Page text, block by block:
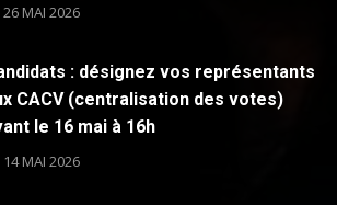
26 MAI 2026
: désignez vos représentants
CACV (centralisation des votes)
le 16 mai à 16h
14 MAI 2026